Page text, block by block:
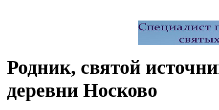
Родник, святой
деревни Носково